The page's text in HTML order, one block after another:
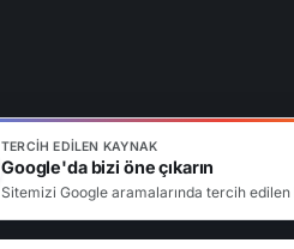
TERCIH EDILEN KAYNAK
Google'da bizi öne çıkarın
Sitemizi Google aramalarında tercih